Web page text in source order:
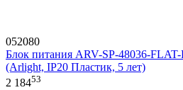
052080
Блок питания ARV-SP-48036-
(Arlight, IP20 Пластик, 5 лет)
2 18453